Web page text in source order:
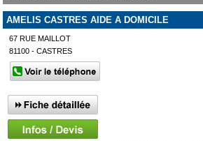
AMELIS CASTRES AIDE A DOMICILE
67 RUE MAILLOT
81100 - CASTRES